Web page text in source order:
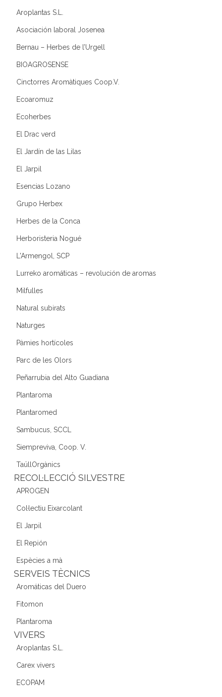
Aroplantas S.L.
Asociación laboral Josenea
Bernau – Herbes de l’Urgell
BIOAGROSENSE
Cinctorres Aromàtiques Coop.V.
Ecoaromuz
Ecoherbes
El Drac verd
El Jardín de las Lilas
El Jarpil
Esencias Lozano
Grupo Herbex
Herbes de la Conca
Herboristeria Nogué
L'Armengol, SCP
Lurreko aromáticas – revolución de aromas
Milfulles
Natural subirats
Naturges
Pàmies hortícoles
Parc de les Olors
Peñarrubia del Alto Guadiana
Plantaroma
Plantaromed
Sambucus, SCCL
Siempreviva, Coop. V.
TaüllOrgànics
RECOL·LECCIÓ SILVESTRE
APROGEN
Col·lectiu Eixarcolant
El Jarpil
El Repión
Espècies a mà
SERVEIS TÈCNICS
Aromáticas del Duero
Fitomon
Plantaroma
VIVERS
Aroplantas S.L.
Carex vivers
ECOPAM